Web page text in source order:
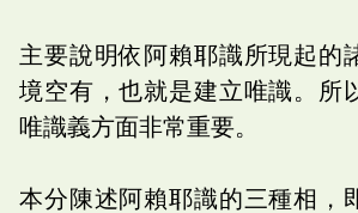
主要說明依阿賴耶識所現起的
境空有，也就是建立唯識。所
唯識義方面非常重要。
本分陳述阿賴耶識的三種相，